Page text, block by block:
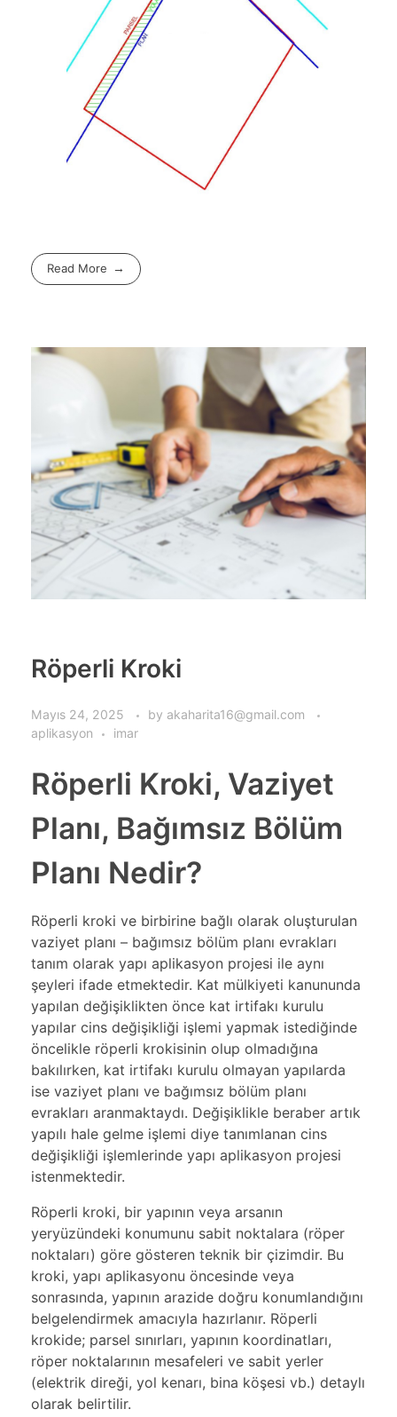
Read More
Röperli Kroki
Mayıs 24, 2025 by akaharita16@gmail.com
aplikasyon
imar
Röperli Kroki, Vaziyet
Planı, Bağımsız Bölüm
Planı Nedir?
Röperli kroki ve birbirine bağlı olarak oluşturulan
vaziyet planı – bağımsız bölüm planı evrakları
tanım olarak yapı aplikasyon projesi ile aynı
şeyleri ifade etmektedir. Kat mülkiyeti kanununda
yapılan değişiklikten önce kat irtifakı kurulu
yapılar cins değişikliği işlemi yapmak istediğinde
öncelikle röperli krokisinin olup olmadığına
bakılırken, kat irtifakı kurulu olmayan yapılarda
ise vaziyet planı ve bağımsız bölüm planı
evrakları aranmaktaydı. Değişiklikle beraber artık
yapılı hale gelme işlemi diye tanımlanan cins
değişikliği işlemlerinde yapı aplikasyon projesi
istenmektedir.
Röperli kroki, bir yapının veya arsanın
yeryüzündeki konumunu sabit noktalara (röper
noktaları) göre gösteren teknik bir çizimdir. Bu
kroki, yapı aplikasyonu öncesinde veya
sonrasında, yapının arazide doğru konumlandığını
belgelendirmek amacıyla hazırlanır. Röperli
krokide; parsel sınırları, yapının koordinatları,
röper noktalarının mesafeleri ve sabit yerler
(elektrik direği, yol kenarı, bina köşesi vb.) detaylı
olarak belirtilir.